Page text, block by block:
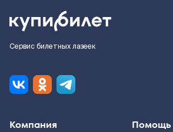
Сервис билетных лазеек
Компания Помощь